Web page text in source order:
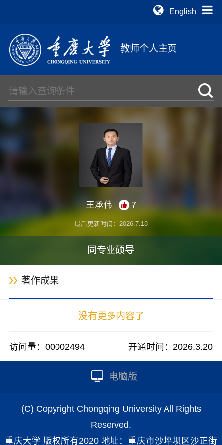
English
教师个人主页
王承伟 7
最后更新时间： 2026.7.18
同专业硕导
著作成果
没有更多内容了
访问量：00002494 开通时间： 2026.3.20
电脑版
(C) Copyright Chongqing University All Rights
Reserved.
重庆大学 版权所有2020 地址：重庆市沙坪坝区沙正街